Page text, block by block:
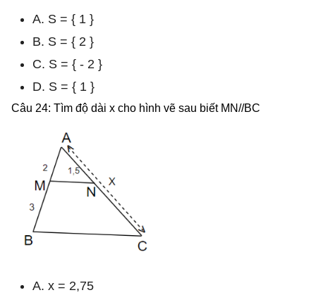
A. S = { 1 }
B. S = { 2 }
C. S = { - 2 }
D. S = { 1 }
Câu 24: Tìm độ dài x cho hình vẽ sau biết MN//BC
A. x = 2,75